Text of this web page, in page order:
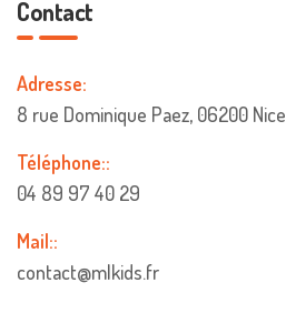
Contact
Adresse:
8 rue Dominique Paez, 06200 Nice
Téléphone::
04 89 97 40 29
Mail::
contact@mlkids.fr